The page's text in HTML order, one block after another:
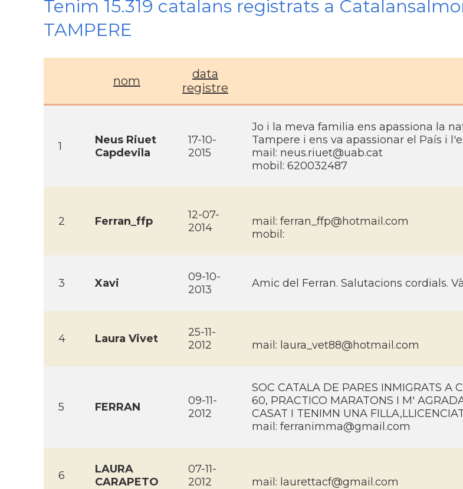
Tenim 15.319 catalans registrats a
TAMPERE
nom
data
registre
1
Neus Riuet
Capdevila
17-10-
2015
Jo i la meva familia ens apassiona la
Tampere i ens va apassionar el Paí­s i
mail: neus.riuet@uab.cat
mobil: 620032487
2 Ferran_ffp
12-07-
2014
mail: ferran_ffp@hotmail.com
mobil:
3 Xavi
09-10-
2013
Amic del Ferran. Salutacions cordials.
4 Laura Vivet
25-11-
2012
mail: laura_vet88@hotmail.com
5 FERRAN
09-11-
2012
SOC CATALA DE PARES INMIGRATS A
60, PRACTICO MARATONS I M'
CASAT I TENIMN UNA
mail: ferranimma@gmail.com
6
LAURA
CARAPETO
07-11-
2012
mail: laurettacf@gmail.com